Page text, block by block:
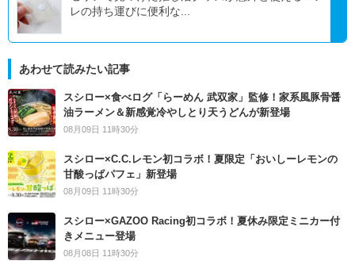
レの持ち運びに便利な...
あわせて読みたい記事
スシロー×食べログ「らーめん 武双家」監修！家系風豚骨醤
油ラーメン＆新感覚冷やしとり天うどんが新登場
08月09日 11時30分
スシロー×C.C.レモン初コラボ！夏限定「おいしーレモンの
甘酸っぱパフェ」新登場
08月09日 11時30分
スシロー×GAZOO Racing初コラボ！夏休み限定ミニカー付
きメニュー登場
08月08日 11時30分